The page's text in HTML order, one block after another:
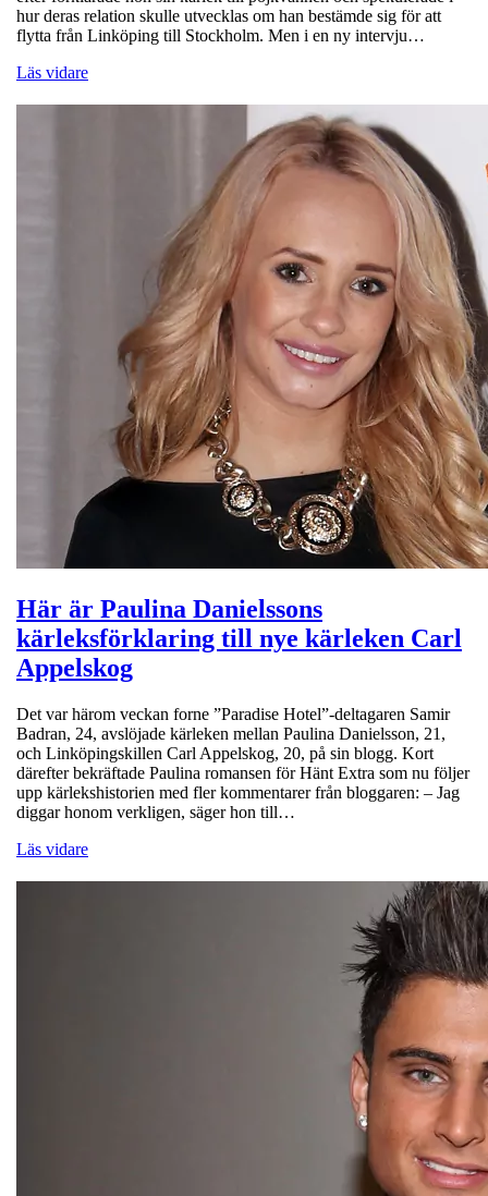
hur deras relation skulle utvecklas om han bestämde sig för att
flytta från Linköping till Stockholm. Men i en ny intervju…
Läs vidare
Här är Paulina Danielssons
kärleksförklaring till nye kärleken Carl
Appelskog
Det var härom veckan forne ”Paradise Hotel”-deltagaren Samir
Badran, 24, avslöjade kärleken mellan Paulina Danielsson, 21,
och Linköpingskillen Carl Appelskog, 20, på sin blogg. Kort
därefter bekräftade Paulina romansen för Hänt Extra som nu följer
upp kärlekshistorien med fler kommentarer från bloggaren: – Jag
diggar honom verkligen, säger hon till…
Läs vidare